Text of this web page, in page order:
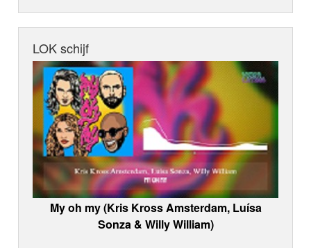
LOK schijf
My oh my (Kris Kross Amsterdam, Luísa
Sonza & Willy William)